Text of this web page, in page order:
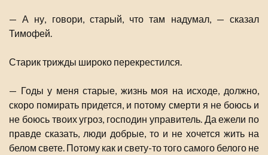
— А ну, говори, старый, что там надумал, — сказал
Тимофей.
Старик трижды широко перекрестился.
— Годы у меня старые, жизнь моя на исходе, должно,
скоро помирать придется, и потому смерти я не боюсь и
не боюсь твоих угроз, господин управитель. Да ежели по
правде сказать, люди добрые, то и не хочется жить на
белом свете. Потому как и свету-то того самого белого не